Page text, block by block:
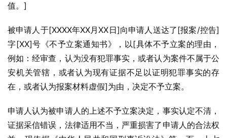
值。]
被申请人于[XXXX年XX月XX日]向申请人送达了[报案/控告]
字[XX]号《不予立案通知书》，以[具体不予立案的理由，
例如：经审查，认为没有犯罪事实，或者认为案件不属于公
安机关管辖，或者认为现有证据不足以证明犯罪事实的存
在，或者认为报案材料虚假]为由，决定不予立案。
申请人认为被申请人的上述不予立案决定，事实认定不清，
证据采信错误，法律适用不当，严重损害了申请人的合法权